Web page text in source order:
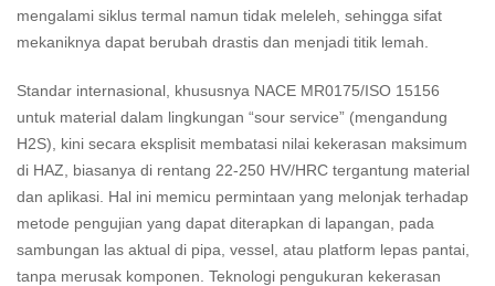
mengalami siklus termal namun tidak meleleh, sehingga sifat
mekaniknya dapat berubah drastis dan menjadi titik lemah.
Standar internasional, khususnya NACE MR0175/ISO 15156
untuk material dalam lingkungan “sour service” (mengandung
H2S), kini secara eksplisit membatasi nilai kekerasan maksimum
di HAZ, biasanya di rentang 22-250 HV/HRC tergantung material
dan aplikasi. Hal ini memicu permintaan yang melonjak terhadap
metode pengujian yang dapat diterapkan di lapangan, pada
sambungan las aktual di pipa, vessel, atau platform lepas pantai,
tanpa merusak komponen. Teknologi pengukuran kekerasan